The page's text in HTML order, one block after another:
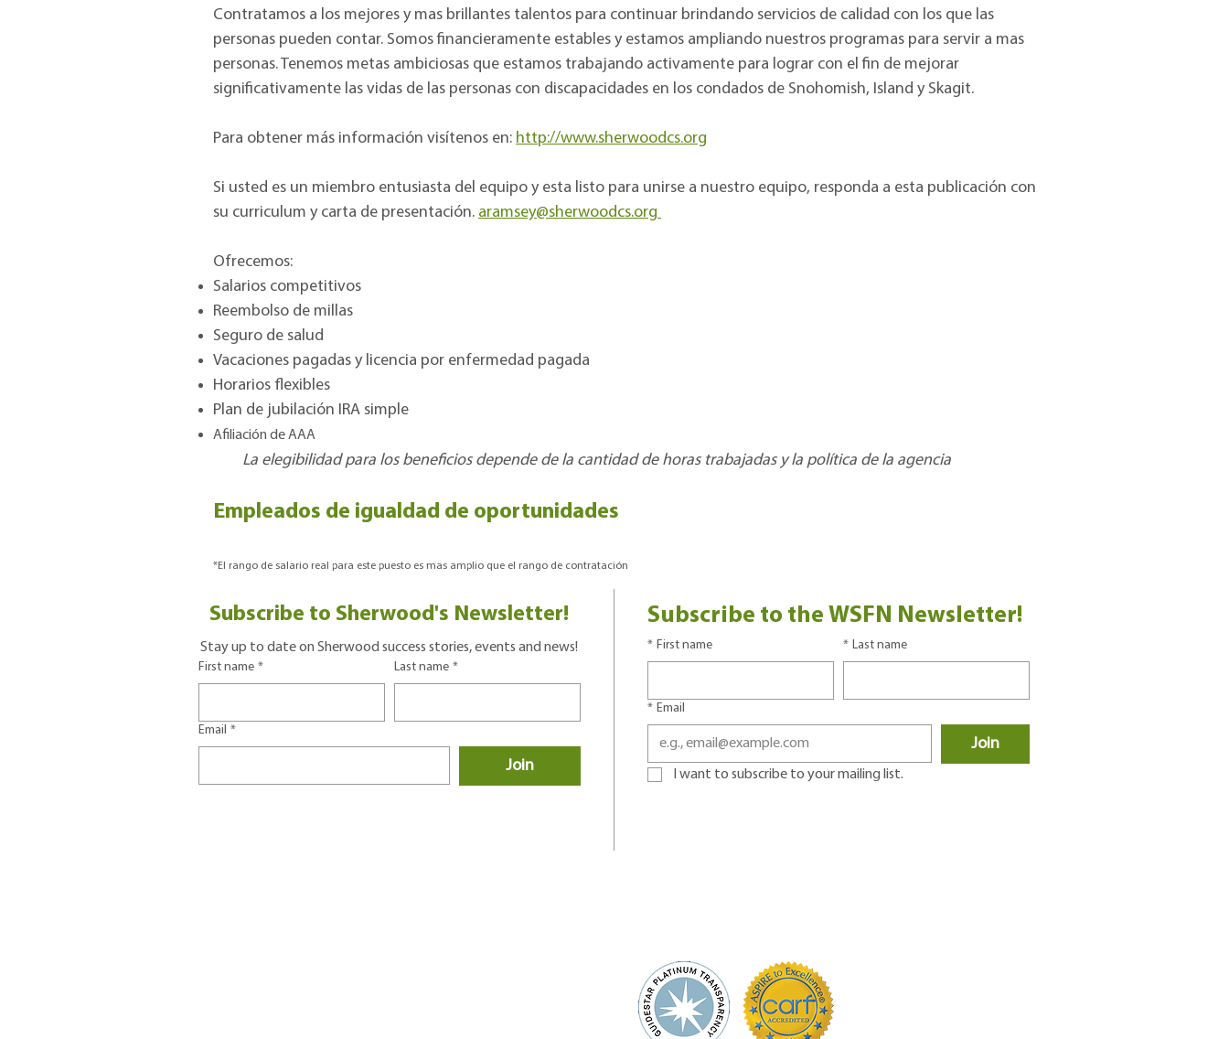
Contratamos a los mejores y mas brillantes talentos para continuar brindando servicios de calidad con los que las
personas pueden contar. Somos financieramente estables y estamos ampliando nuestros programas para servir a mas
personas. Tenemos metas ambiciosas que estamos trabajando activamente para lograr con el fin de mejorar
significativamente las vidas de las personas con discapacidades en los condados de Snohomish, Island y Skagit.
Para obtener más información visítenos en: http://www.sherwoodcs.org
Si usted es un miembro entusiasta del equipo y esta listo para unirse a nuestro equipo, responda a esta publicación con
su curriculum y carta de presentación. aramsey@sherwoodcs.org
Ofrecemos:
Salarios competitivos
Reembolso de millas
Seguro de salud
Vacaciones pagadas y licencia por enfermedad pagada
Horarios flexibles
Plan de jubilación IRA simple
Afiliación de AAA
La elegibilidad para los beneficios depende de la cantidad de horas trabajadas y la política de la agencia
Empleados de igualdad de oportunidades
*El rango de salario real para este puesto es mas amplio que el rango de contratación
Subscribe to Sherwood's Newsletter!
Stay up to date on Sherwood success stories, events and news!
First name * Last name *
Email *
Join
Subscribe to the WSFN Newsletter!
* First name * Last name
* Email
Join
I want to subscribe to your mailing list.